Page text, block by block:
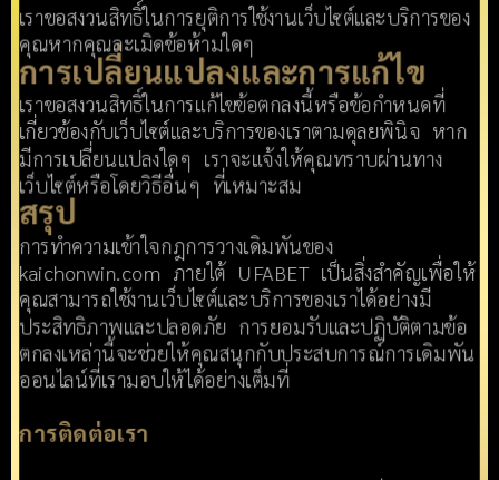
เราขอสงวนสิทธิ์ในการยุติการใช้งานเว็บไซต์และบริการของ
คุณหากคุณละเมิดข้อห้ามใดๆ
การเปลี่ยนแปลงและการแก้ไข
เราขอสงวนสิทธิ์ในการแก้ไขข้อตกลงนี้หรือข้อกำหนดที่
เกี่ยวข้องกับเว็บไซต์และบริการของเราตามดุลยพินิจ หาก
มีการเปลี่ยนแปลงใดๆ เราจะแจ้งให้คุณทราบผ่านทาง
เว็บไซต์หรือโดยวิธีอื่นๆ ที่เหมาะสม
สรุป
การทำความเข้าใจกฎการวางเดิมพันของ
kaichonwin.com ภายใต้ UFABET เป็นสิ่งสำคัญเพื่อให้
คุณสามารถใช้งานเว็บไซต์และบริการของเราได้อย่างมี
ประสิทธิภาพและปลอดภัย การยอมรับและปฏิบัติตามข้อ
ตกลงเหล่านี้จะช่วยให้คุณสนุกกับประสบการณ์การเดิมพัน
ออนไลน์ที่เรามอบให้ได้อย่างเต็มที่
การติดต่อเรา